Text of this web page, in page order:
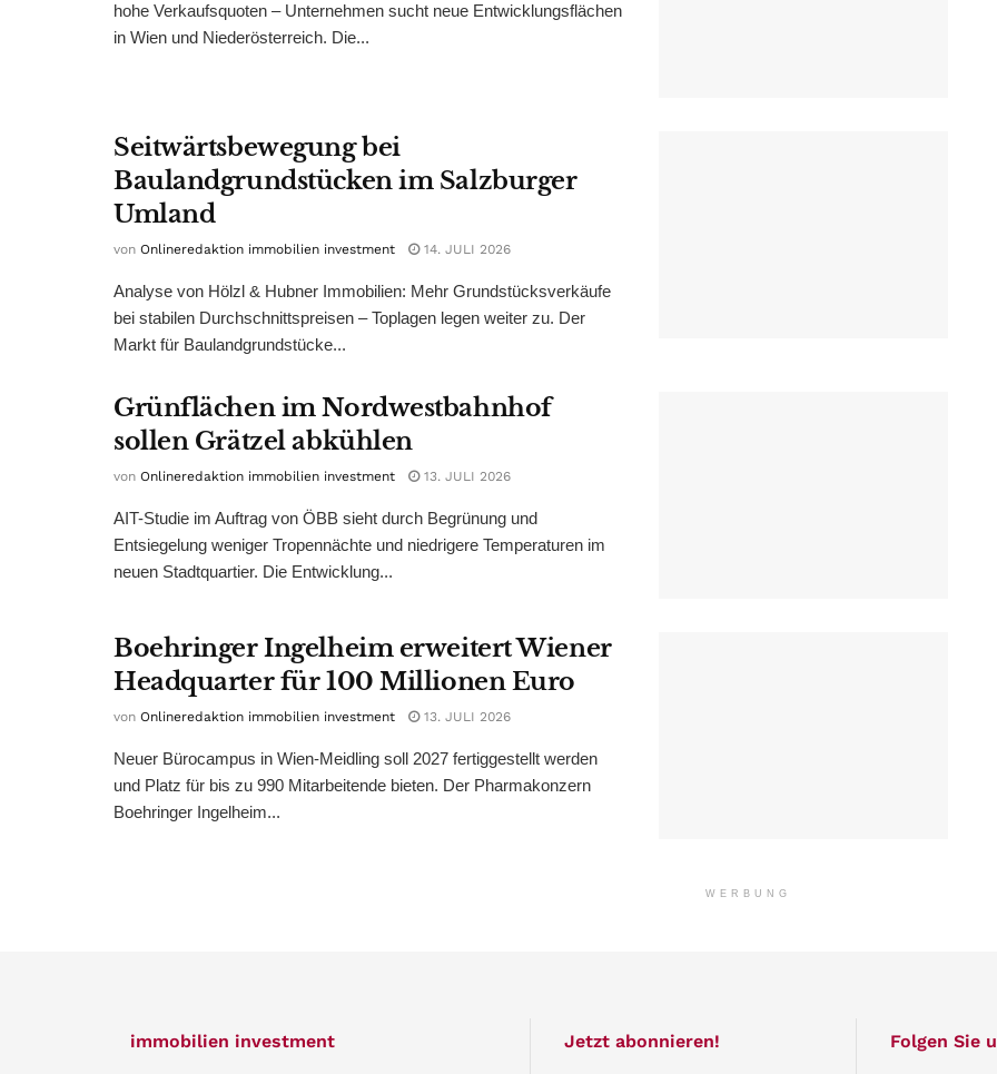
hohe Verkaufsquoten – Unternehmen sucht neue Entwicklungsflächen
in Wien und Niederösterreich. Die...
Seitwärtsbewegung bei
Baulandgrundstücken im Salzburger
Umland
von Onlineredaktion immobilien investment 14. JULI 2026
Analyse von Hölzl & Hubner Immobilien: Mehr Grundstücksverkäufe
bei stabilen Durchschnittspreisen – Toplagen legen weiter zu. Der
Markt für Baulandgrundstücke...
Grünflächen im Nordwestbahnhof
sollen Grätzel abkühlen
von Onlineredaktion immobilien investment 13. JULI 2026
AIT-Studie im Auftrag von ÖBB sieht durch Begrünung und
Entsiegelung weniger Tropennächte und niedrigere Temperaturen im
neuen Stadtquartier. Die Entwicklung...
Boehringer Ingelheim erweitert Wiener
Headquarter für 100 Millionen Euro
von Onlineredaktion immobilien investment 13. JULI 2026
Neuer Bürocampus in Wien-Meidling soll 2027 fertiggestellt werden
und Platz für bis zu 990 Mitarbeitende bieten. Der Pharmakonzern
Boehringer Ingelheim...
WERBUNG
immobilien investment Jetzt abonnieren! Folgen Sie